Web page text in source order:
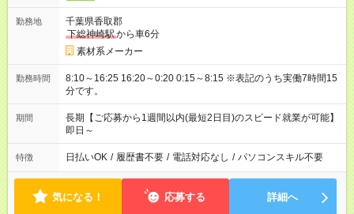
勤務地
千葉県香取郡
下総神崎駅から車6分
素材系メーカー
勤務時間
8:10～16:25 16:20～0:20 0:15～8:15 ※表記のうち実働7時間15
分です。
期間
長期【ご応募から1週間以内(最短2日目)のスピード就業が可能】
即日～
特徴 日払いOK / 履歴書不要 / 電話対応なし / パソコンスキル不要
気になる！ 応募する 詳細へ